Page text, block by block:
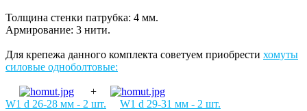
Толщина стенки патрубка: 4 мм.
Армирование: 3 нити.
Для крепежа данного комплекта советуем приобрести хомуты
силовые одноболтовые:
+
W1 d 26-28 мм - 2 шт. W1 d 29-31 мм - 2 шт.